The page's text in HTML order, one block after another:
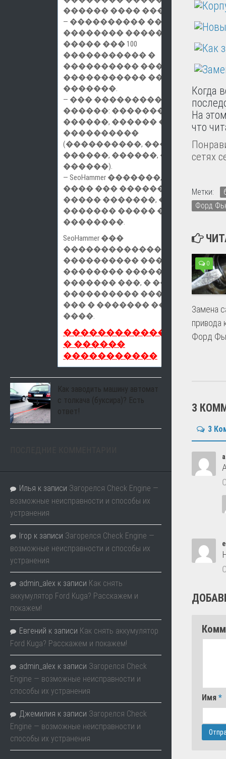
Когда
На
что
сетях
Метки:
Форд
0
Замена
привода
Форд
3
3
Имя *
������ ���� ������.
— ���������� ��������
�������� ������ ��
����� ��� 100
����������� �
���������� ��������
����������� ��������
�������.
— ��� ��������� �������
������: ��������
������, ������ ������,
����������
(����������, ������,
������, ������, �����-
������).
— SeoHammer �������, ���
���� ��� �������, �
����� �������, ��
������� ����� ��������
��������.
SeoHammer ���
�������������
���������� ����
, ���
�������� ����������� �
������� ���, � ������
���������� ����������
��� � ������� ������ 7
����.
������������������
� ������
�����������
Как заводить машину автомат
с толкача (буксира)? Есть
ответ!
Илья к записи Загорелся Check Engine —
возможные неисправности и способы их
устранения
Ігор к записи Загорелся Check Engine —
возможные неисправности и способы их
устранения
admin_alex к записи Как снять
аккумулятор Ford Kuga? Расскажем и
покажем!
Евгений к записи Как снять аккумулятор
Ford Kuga? Расскажем и покажем!
admin_alex к записи Загорелся Check
Engine — возможные неисправности и
способы их устранения
Джемилия к записи Загорелся Check
Engine — возможные неисправности и
способы их устранения